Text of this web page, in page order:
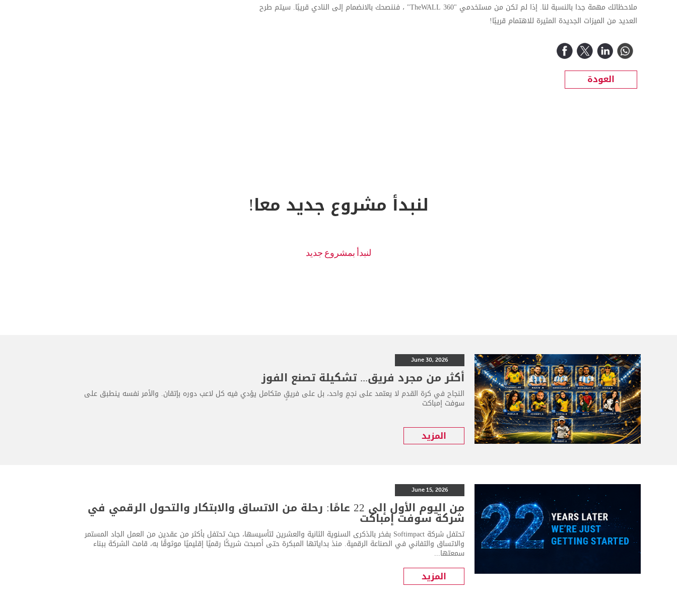
ملاحظاتك مهمة جدا بالنسبة لنا. إذا لم تكن من مستخدمي "TheWALL 360" ، فننصحك بالانضمام إلى النادي قريبًا. سيتم طرح
العديد من الميزات الجديدة المثيرة للاهتمام قريبًا!
العودة
لنبدأ مشروع جديد معا!
June 30, 2026
أكثر من مجرد فريق... تشكيلة تصنع الفوز
النجاح في كرة القدم لا يعتمد على نجمٍ واحد، بل على فريقٍ متكامل يؤدي فيه كل لاعب دوره بإتقان. والأمر نفسه ينطبق على
سوفت إمباكت
المزيد
June 15, 2026
من اليوم الأول إلى 22 عامًا: رحلة من الاتساق والابتكار والتحول الرقمي في
شركة سوفت إمباكت
تحتفل شركة Softimpact بفخر بالذكرى السنوية الثانية والعشرين لتأسيسها، حيث تحتفل بأكثر من عقدين من العمل الجاد المستمر
والاتساق والتفاني في الصناعة الرقمية. منذ بداياتها المبكرة حتى أصبحت شريكًا رقميًا إقليميًا موثوقًا به، قامت الشركة ببناء
سمعتها...
المزيد